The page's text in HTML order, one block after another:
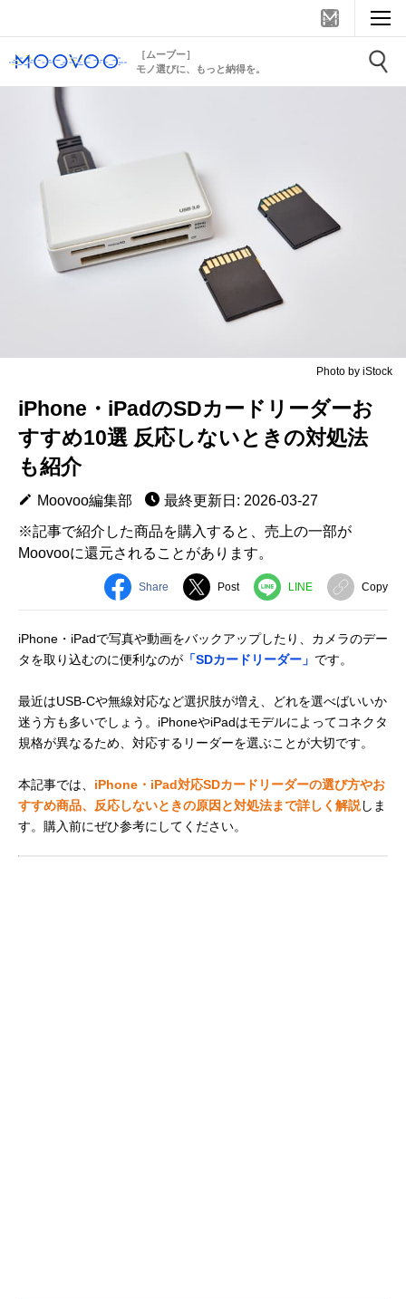
［ムーブー］
モノ選びに、もっと納得を。
Photo by iStock
iPhone・iPadのSDカードリーダーお
すすめ10選 反応しないときの対処法
も紹介
Moovoo編集部
最終更新日: 2026-03-27
※記事で紹介した商品を購入すると、売上の一部が
Moovooに還元されることがあります。
Share Post LINE Copy
iPhone・iPadで写真や動画をバックアップしたり、カメラのデー
タを取り込むのに便利なのが 「SDカードリーダー」 です。
最近はUSB-Cや無線対応など選択肢が増え、どれを選べばいいか
迷う方も多いでしょう。iPhoneやiPadはモデルによってコネクタ
規格が異なるため、対応するリーダーを選ぶことが大切です。
本記事では、 iPhone・iPad対応SDカードリーダーの選び方やお
すすめ商品、反応しないときの原因と対処法まで詳しく解説しま
す。購入前にぜひ参考にしてください。